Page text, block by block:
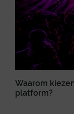
Waarom
platform?